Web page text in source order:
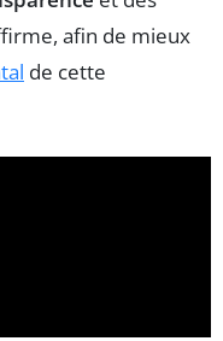
afin de mieux
de cette